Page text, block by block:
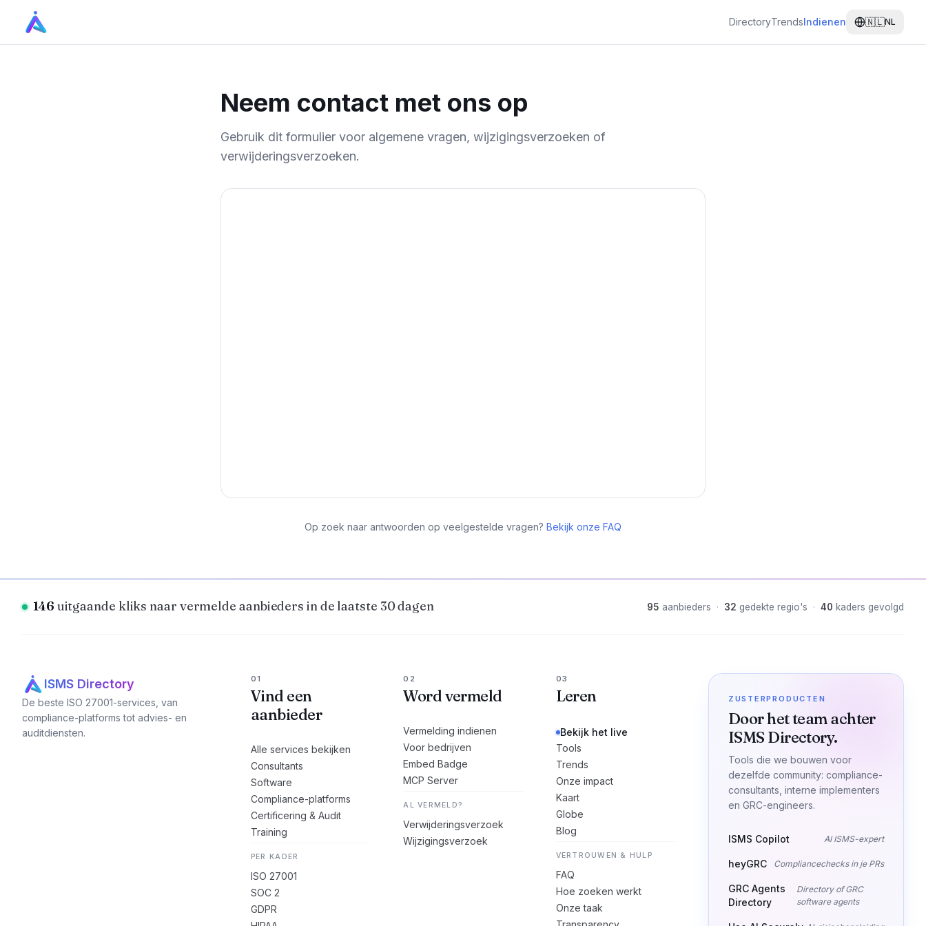
DirectoryTrendsIndienen 🇳🇱NL
Neem contact met ons op
Gebruik dit formulier voor algemene vragen, wijzigingsverzoeken of
verwijderingsverzoeken.
Op zoek naar antwoorden op veelgestelde vragen? Bekijk onze FAQ
146 uitgaande kliks naar vermelde aanbieders in de laatste 30 dagen 95 aanbieders · 32 gedekte regio's · 40 kaders gevolgd
ISMS Directory
De beste ISO 27001-services, van
compliance-platforms tot advies- en
auditdiensten.
01
Vind een
aanbieder
Alle services bekijken
Consultants
Software
Compliance-platforms
Certificering & Audit
Training
PER KADER
ISO 27001
SOC 2
GDPR
02
Word vermeld
Vermelding indienen
Voor bedrijven
Embed Badge
MCP Server
AL VERMELD?
Verwijderingsverzoek
Wijzigingsverzoek
03
Leren
Bekijk het live
Tools
Trends
Onze impact
Kaart
Globe
Blog
VERTROUWEN & HULP
FAQ
Hoe zoeken werkt
Onze taak
ZUSTERPRODUCTEN
Door het team achter
ISMS Directory.
Tools die we bouwen voor
dezelfde community: compliance-
consultants, interne implementers
en GRC-engineers.
ISMS Copilot AI ISMS-expert
heyGRC Compliancechecks in je PRs
GRC Agents
Directory
Directory of GRC
software agents